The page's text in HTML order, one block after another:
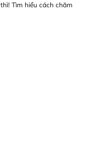
Tìm hiểu cách chăm